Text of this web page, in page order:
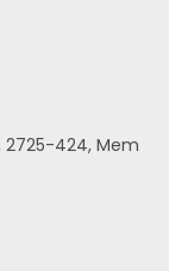
2725-424, Mem